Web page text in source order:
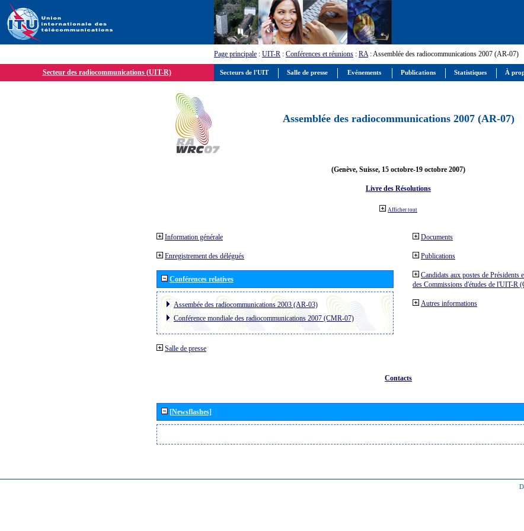
Page principale : UIT-R : Conférences et réunions : RA: Assemblée des radiocommunications 2007 (AR-07)
Secteur des radiocommunications (UIT-R)
Assemblée des radiocommunications 2007 (AR-07)
(Genève, Suisse, 15 octobre-19 octobre 2007)
Livre des Résolutions
Afficher tout
Information générale
Enregistrement des délégués
Conférences relatives
Assembée des radiocommunications 2003 (AR-03)
Conférence mondiale des radiocommunications 2007 (CMR-07)
Salle de presse
Documents
Publications
Candidats aux postes de Présidents
des Commissions d'études de l'UIT-R
Autres informations
Contacts
[Newsflashes]
Secteurs de l'UIT Salle de presse Evénements Publications Statistiques À